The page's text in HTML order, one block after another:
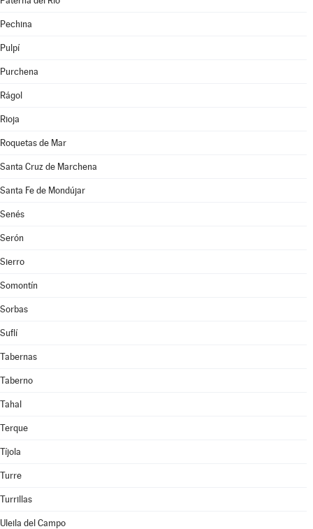
Pechina
Pulpí
Purchena
Rágol
Rioja
Roquetas de Mar
Santa Cruz de Marchena
Santa Fe de Mondújar
Senés
Serón
Sierro
Somontín
Sorbas
Suflí
Tabernas
Taberno
Tahal
Terque
Tíjola
Turre
Turrillas
Uleila del Campo